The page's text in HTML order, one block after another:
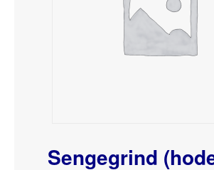
Sengegrind